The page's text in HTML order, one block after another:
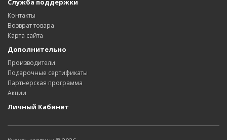
Служба поддержки
Контакты
Возврат товара
Карта сайта
Дополнительно
Производители
Подарочные сертификаты
Партнерская программа
Акции
Личный Кабинет